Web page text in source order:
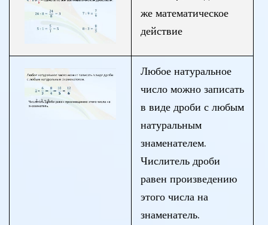
же математическое
действие
Любое натуральное
число можно записать
в виде дроби с любым
натуральным
знаменателем.
Числитель дроби
равен произведению
этого числа на
знаменатель.